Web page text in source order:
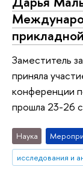
Заместитель
приняла
конференции
прошла 23-26
Наука
исследования и